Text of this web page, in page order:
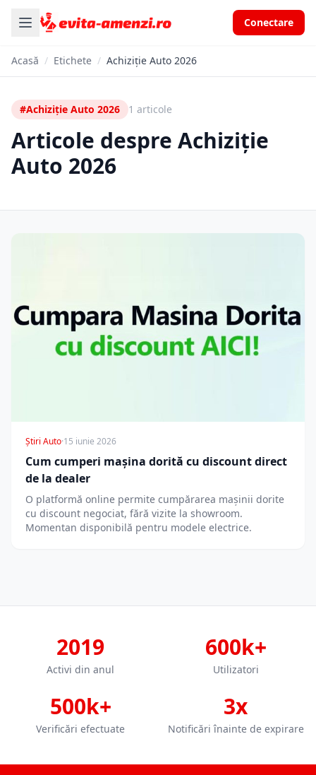
Conectare
Acasă / Etichete / Achiziție Auto 2026
#Achiziție Auto 2026 1 articole
Articole despre Achiziție
Auto 2026
Știri Auto·15 iunie 2026
Cum cumperi mașina dorită cu discount direct
de la dealer
O platformă online permite cumpărarea mașinii dorite
cu discount negociat, fără vizite la showroom.
Momentan disponibilă pentru modele electrice.
2019
Activi din anul
600k+
Utilizatori
500k+
Verificări efectuate
3x
Notificări înainte de expirare